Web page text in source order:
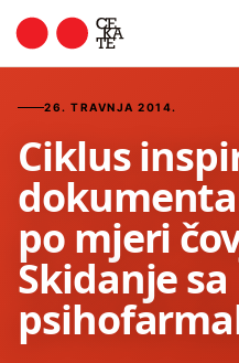
26. TRAVNJA 2014.
Ciklus
po mjeri
Skidanje sa